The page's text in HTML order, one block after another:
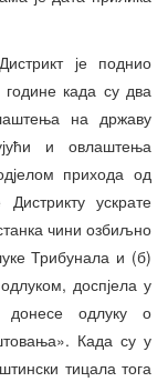
је поднио
када су два
на државу
и овлаштења
прихода од
ускрате
чини озбиљно
Трибунала и (б)
доспјела у
одлуку о
Када су у
тицала тога